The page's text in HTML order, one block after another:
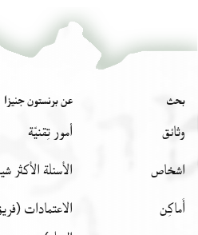
הקרוי סהל נוח[ו נפש
. . . . . . . . . . . . . . . . . ם
ברצון נפשי] . . . . . . תי
ולא חולי ולא פיתוי כי אם
ובדעת נכונה ונקיה שנטלתי
שלשים ותשעה זהובים ושני
بحث
وثائق
اشخاص
أَماكِن
عن برنستون جنيزا
أمور تِقنيّة
الأسئلة الأكثر
الاعتمادات